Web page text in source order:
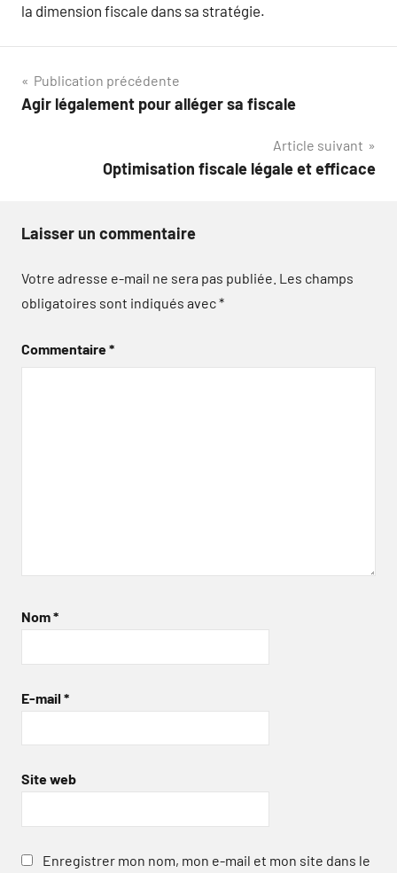
la dimension fiscale dans sa stratégie.
Navigation
de
Publication précédente
Agir légalement pour alléger sa fiscale
Article suivant
Optimisation fiscale légale et efficace
Laisser un commentaire
Votre adresse e-mail ne sera pas publiée. Les champs
obligatoires sont indiqués avec*
Commentaire*
Nom*
E-mail *
Site web
Enregistrer mon nom, mon e-mail et mon site dans le